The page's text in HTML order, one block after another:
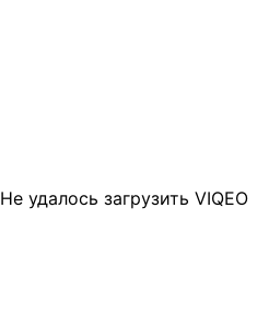
Не удалось загрузить VIQEO